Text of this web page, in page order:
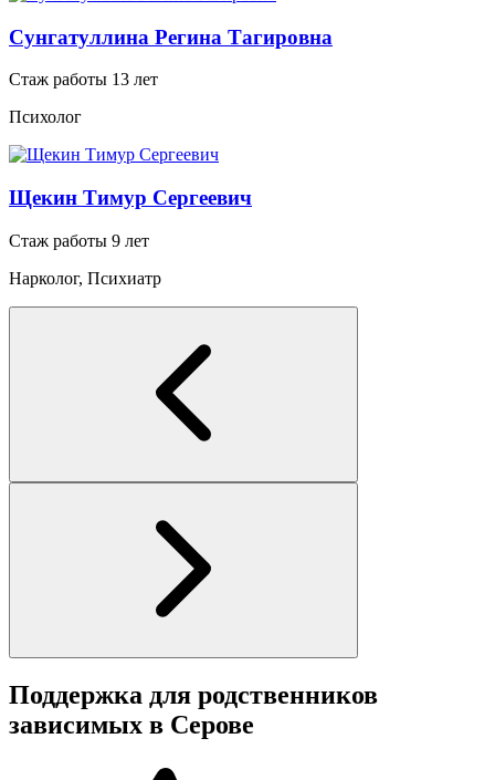
Сунгатуллина Регина Тагировна
Стаж работы 13 лет
Психолог
Щекин Тимур Сергеевич
Стаж работы 9 лет
Нарколог, Психиатр
Поддержка для родственников
зависимых в Серове